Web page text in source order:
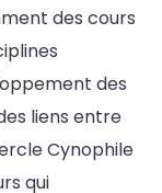
des cours
des
liens entre
Cynophile
qui